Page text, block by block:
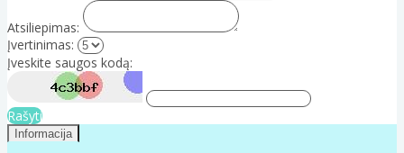
Atsiliepimas:
Įvertinimas:
Įveskite saugos kodą:
Rašyti
Informacija